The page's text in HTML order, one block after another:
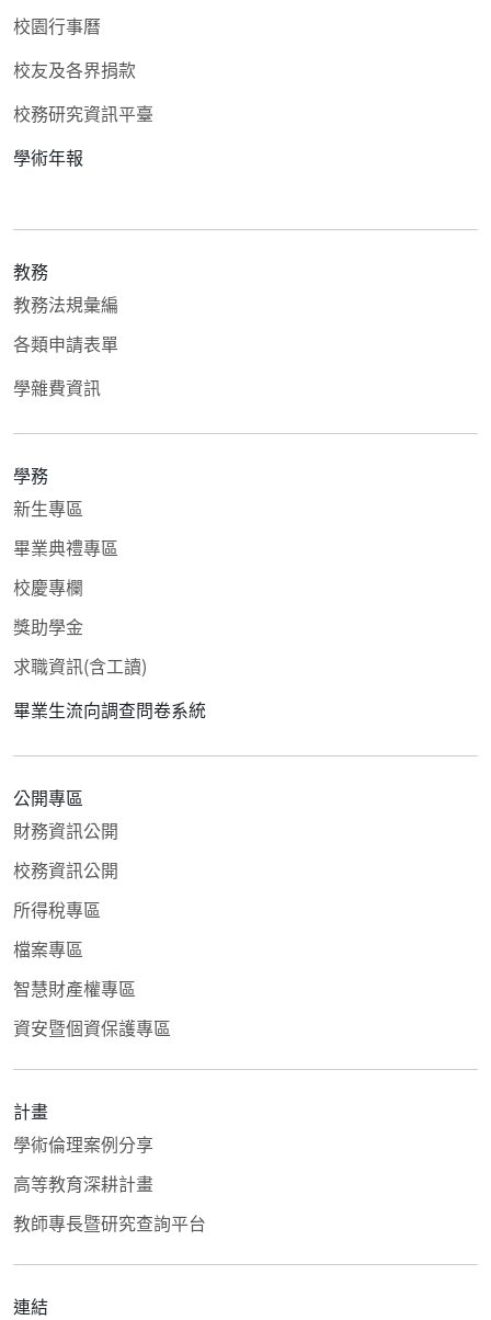
校園行事曆
校友及各界捐款
校務研究資訊平臺
學術年報
教務
教務法規彙編
各類申請表單
學雜費資訊
學務
新生專區
畢業典禮專區
校慶專欄
獎助學金
求職資訊(含工讀)
畢業生流向調查問卷系統
公開專區
財務資訊公開
校務資訊公開
所得稅專區
檔案專區
智慧財產權專區
資安暨個資保護專區
計畫
學術倫理案例分享
高等教育深耕計畫
教師專長暨研究查詢平台
連結